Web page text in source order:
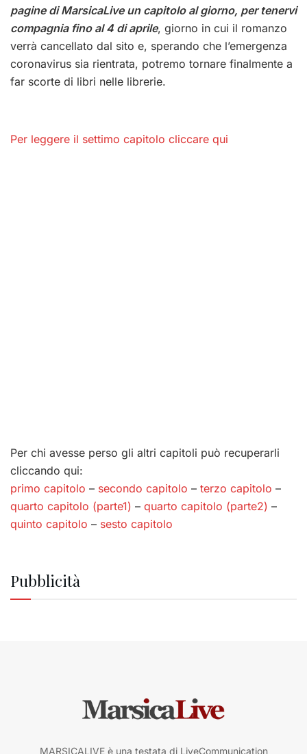
pagine di MarsicaLive un capitolo al giorno, per tenervi
compagnia fino al 4 di aprile, giorno in cui il romanzo
verrà cancellato dal sito e, sperando che l’emergenza
coronavirus sia rientrata, potremo tornare finalmente a
far scorte di libri nelle librerie.
Per leggere il settimo capitolo cliccare qui
Per chi avesse perso gli altri capitoli può recuperarli
cliccando qui:
primo capitolo – secondo capitolo – terzo capitolo –
quarto capitolo (parte1) – quarto capitolo (parte2) –
quinto capitolo – sesto capitolo
Pubblicità
MARSICALIVE è una testata di LiveCommunication